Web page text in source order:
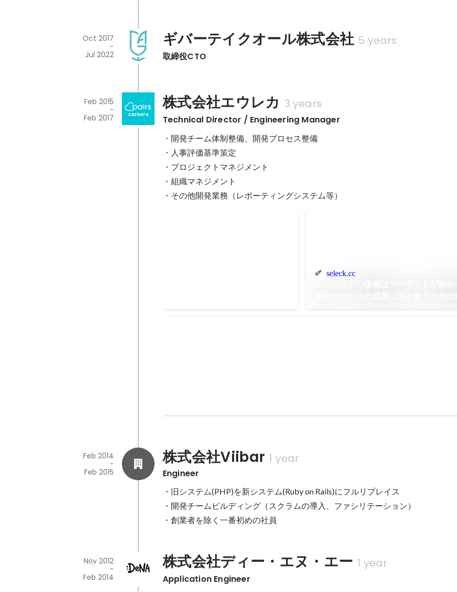
ギバーテイクオール株式会社 5 years
取締役CTO
Oct 2017
-
Jul 2022
株式会社エウレカ 3 years
Technical Director / Engineering Manager
Feb 2015
-
Feb 2017
・開発チーム体制整備、開発プロセス整備
・人事評価基準策定
・プロジェクトマネジメント
・組織マネジメント
・その他開発業務（レポーティングシステム等）
seleck.cc
株式会社Viibar 1 year
Engineer
Feb 2014
-
Feb 2015
・旧システム(PHP)を新システム(Ruby on Rails)にフルリプレイス
・開発チームビルディング（スクラムの導入、ファシリテーション）
・創業者を除く一番初めの社員
株式会社ディー・エヌ・エー 1 year
Application Engineer
Nov 2012
-
Feb 2014